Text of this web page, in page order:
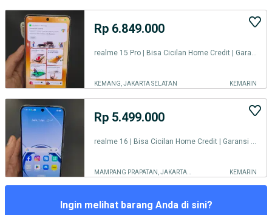
Rp 6.849.000
KEMANG, JAKARTA SELATAN KEMARIN
Rp 5.499.000
KEMARIN
Ingin melihat barang Anda di sini?